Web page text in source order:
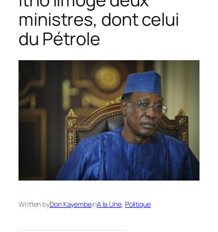
ministres, dont celui
du Pétrole
Written byDon KayembeinA la Une, Politique